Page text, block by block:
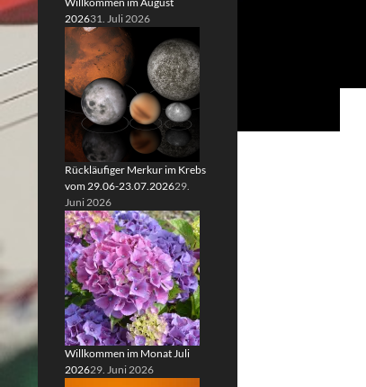
202631. Juli 2026
Rückläufiger Merkur im Krebs
vom 29.06-23.07.202629.
Juni 2026
Willkommen im Monat Juli
202629. Juni 2026